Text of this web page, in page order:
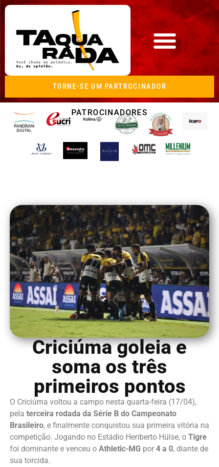
TORNE-SE UM PARTROCINADOR
PATROCINADORES
Criciúma goleia e
soma os três
primeiros pontos
O Criciúma voltou a campo nesta quarta-feira (17/04),
pela terceira rodada da Série B do Campeonato
Brasileiro, e finalmente conquistou sua primeira vitória na
competição. Jogando no Estádio Heriberto Hülse, o Tigre
foi dominante e venceu o Athletic-MG por 4 a 0, diante de
sua torcida.